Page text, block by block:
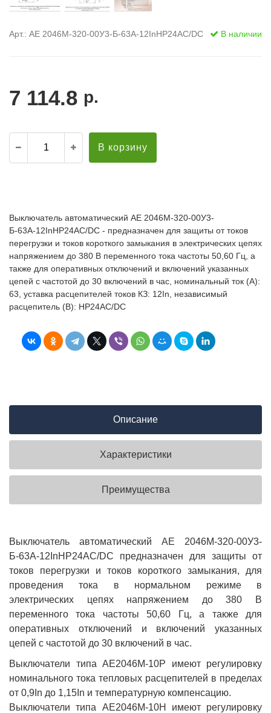
Арт.: АЕ 2046М-320-00У3-Б-63А-12InНР24AC/DC В наличии
7 114.8 р.
В корзину
Выключатель автоматический АЕ 2046М-320-00У3-
Б-63А-12InНР24AC/DC - предназначен для защиты от токов
перегрузки и токов короткого замыкания в электрических цепях
напряжением до 380 В переменного тока частоты 50,60 Гц, а
также для оперативных отключений и включений указанных
цепей с частотой до 30 включений в час, номинальный ток (А):
63, уставка расцепителей токов КЗ: 12In, независимый
расцепитель (В): НР24AC/DC
Описание
Характеристики
Преимущества
Выключатель автоматический АЕ 2046М-320-00У3-
Б-63А-12InНР24AC/DC предназначен для защиты от
токов перегрузки и токов короткого замыкания, для
проведения тока в нормальном режиме в
электрических цепях напряжением до 380 В
переменного тока частоты 50,60 Гц, а также для
оперативных отключений и включений указанных
цепей с частотой до 30 включений в час.
Выключатели типа АЕ2046М-10Р имеют регулировку
номинального тока тепловых расцепителей в пределах
от 0,9In до 1,15In и температурную компенсацию.
Выключатели типа АЕ2046М-10Н имеют регулировку